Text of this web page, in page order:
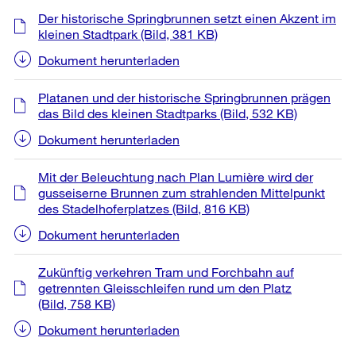
Weitere
Informationen
Der historische Springbrunnen setzt einen Akzent im
kleinen Stadtpark (Bild, 381 KB)
Dokument herunterladen
Platanen und der historische Springbrunnen prägen
das Bild des kleinen Stadtparks (Bild, 532 KB)
Dokument herunterladen
Mit der Beleuchtung nach Plan Lumière wird der
gusseiserne Brunnen zum strahlenden Mittelpunkt
des Stadelhoferplatzes (Bild, 816 KB)
Dokument herunterladen
Zukünftig verkehren Tram und Forchbahn auf
getrennten Gleisschleifen rund um den Platz
(Bild, 758 KB)
Dokument herunterladen